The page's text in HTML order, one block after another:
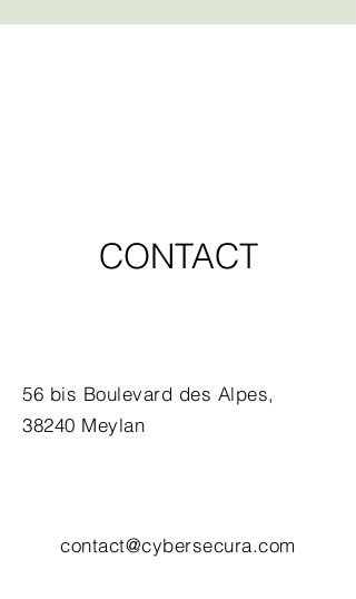
CONTACT
56 bis Boulevard des Alpes,
38240 Meylan
contact@cybersecura.com